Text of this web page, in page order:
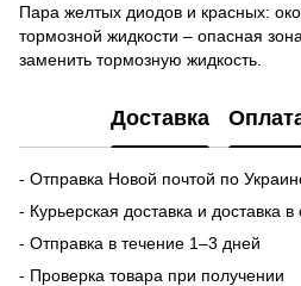
Пара желтых диодов и красных:
тормозной жидкости – опасная
заменить тормозную жидкость.
Доставка
- Отправка Новой почтой по
- Курьерская доставка и доставка
- Отправка в течение 1–3 дней
- Проверка товара при получении